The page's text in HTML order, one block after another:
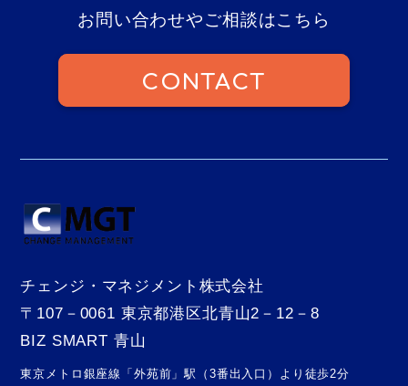
お問い合わせやご相談はこちら
CONTACT
チェンジ・マネジメント株式会社
〒107－0061 東京都港区北青山2－12－8
BIZ SMART 青山
東京メトロ銀座線「外苑前」駅（3番出入口）より徒歩2分